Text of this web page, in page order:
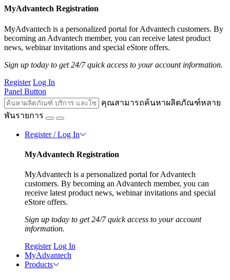
MyAdvantech Registration
MyAdvantech is a personalized portal for Advantech customers. By
becoming an Advantech member, you can receive latest product
news, webinar invitations and special eStore offers.
Sign up today to get 24/7 quick access to your account information.
Register Log In
Panel Button
คุณสามารถค้นหาผลิตภัณฑ์หลาย
พันรายการ
Register / Log In
MyAdvantech Registration
MyAdvantech is a personalized portal for Advantech
customers. By becoming an Advantech member, you can
receive latest product news, webinar invitations and special
eStore offers.
Sign up today to get 24/7 quick access to your account
information.
Register Log In
MyAdvantech
Products